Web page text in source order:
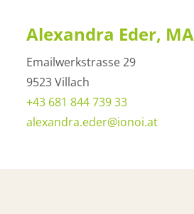
Alexandra Eder, MA
Emailwerkstrasse 29
9523 Villach
+43 681 844 739 33
alexandra.eder@ionoi.at